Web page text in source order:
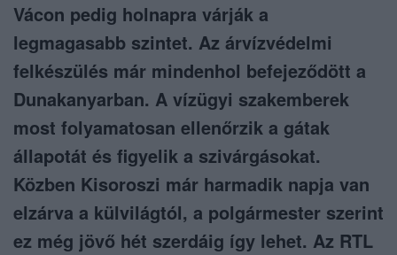
Vácon pedig holnapra várják a
legmagasabb szintet. Az árvízvédelmi
felkészülés már mindenhol befejeződött a
Dunakanyarban. A vízügyi szakemberek
most folyamatosan ellenőrzik a gátak
állapotát és figyelik a szivárgásokat.
Közben Kisoroszi már harmadik napja van
elzárva a külvilágtól, a polgármester szerint
ez még jövő hét szerdáig így lehet. Az RTL